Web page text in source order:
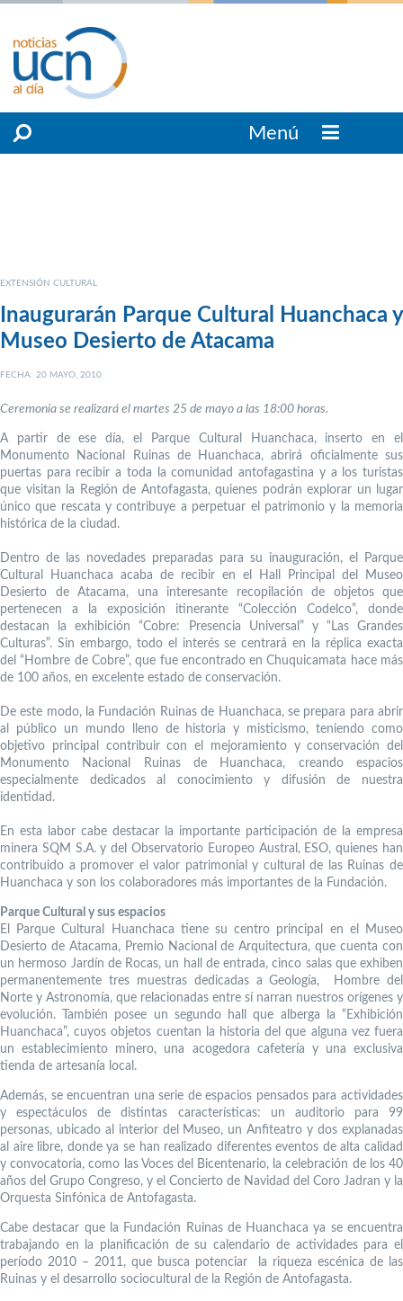
Menú
EXTENSIÓN CULTURAL
Inaugurarán Parque Cultural Huanchaca y
Museo Desierto de Atacama
FECHA: 20 MAYO, 2010
Ceremonia se realizará el martes 25 de mayo a las 18:00 horas.
A partir de ese día, el Parque Cultural Huanchaca, inserto en el
Monumento Nacional Ruinas de Huanchaca, abrirá oficialmente sus
puertas para recibir a toda la comunidad antofagastina y a los turistas
que visitan la Región de Antofagasta, quienes podrán explorar un lugar
único que rescata y contribuye a perpetuar el patrimonio y la memoria
histórica de la ciudad.
Dentro de las novedades preparadas para su inauguración, el Parque
Cultural Huanchaca acaba de recibir en el Hall Principal del Museo
Desierto de Atacama, una interesante recopilación de objetos que
pertenecen a la exposición itinerante “Colección Codelco”, donde
destacan la exhibición “Cobre: Presencia Universal” y “Las Grandes
Culturas”. Sin embargo, todo el interés se centrará en la réplica exacta
del “Hombre de Cobre”, que fue encontrado en Chuquicamata hace más
de 100 años, en excelente estado de conservación.
De este modo, la Fundación Ruinas de Huanchaca, se prepara para abrir
al público un mundo lleno de historia y misticismo, teniendo como
objetivo principal contribuir con el mejoramiento y conservación del
Monumento Nacional Ruinas de Huanchaca, creando espacios
especialmente dedicados al conocimiento y difusión de nuestra
identidad.
En esta labor cabe destacar la importante participación de la empresa
minera SQM S.A. y del Observatorio Europeo Austral, ESO, quienes han
contribuido a promover el valor patrimonial y cultural de las Ruinas de
Huanchaca y son los colaboradores más importantes de la Fundación.
Parque Cultural y sus espacios
El Parque Cultural Huanchaca tiene su centro principal en el Museo
Desierto de Atacama, Premio Nacional de Arquitectura, que cuenta con
un hermoso Jardín de Rocas, un hall de entrada, cinco salas que exhiben
permanentemente tres muestras dedicadas a Geología, Hombre del
Norte y Astronomía, que relacionadas entre sí narran nuestros orígenes y
evolución. También posee un segundo hall que alberga la “Exhibición
Huanchaca”, cuyos objetos cuentan la historia del que alguna vez fuera
un establecimiento minero, una acogedora cafetería y una exclusiva
tienda de artesanía local.
Además, se encuentran una serie de espacios pensados para actividades
y espectáculos de distintas características: un auditorio para 99
personas, ubicado al interior del Museo, un Anfiteatro y dos explanadas
al aire libre, donde ya se han realizado diferentes eventos de alta calidad
y convocatoria, como las Voces del Bicentenario, la celebración de los 40
años del Grupo Congreso, y el Concierto de Navidad del Coro Jadran y la
Orquesta Sinfónica de Antofagasta.
Cabe destacar que la Fundación Ruinas de Huanchaca ya se encuentra
trabajando en la planificación de su calendario de actividades para el
período 2010 – 2011, que busca potenciar la riqueza escénica de las
Ruinas y el desarrollo sociocultural de la Región de Antofagasta.